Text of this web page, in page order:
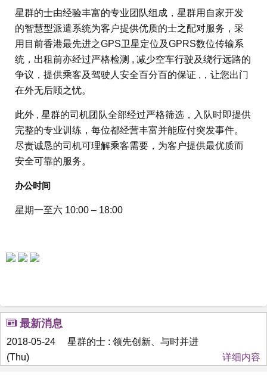
星群的士由经验丰富的专业团队组成，星群用自家开发
的智慧型派遣系统为客户提供优质的士之配对服务，采
用目前香港最先进之GPS卫星定位及GPRS数位传输系
统，出租前亦经过严格检测 , 减少空车行驶及绕行远路的
争议，提供乘客及驾驶人安全百分百的保证 ,，让您出门
在外无后顾之忧。
此外 , 星群的司机团队全部经过严格筛选，入队时即提供
完整的专业训练，每位都经营丰富并能应付突发事件。
尽责诚恳的司机可理解乘客需要，为客户提供最优质而
安全可靠的服务。
办公时间
星期一至六 10:00 – 18:00
最新消息
2018-05-24
(Thu)
星群的士 : 领先创新、与时并进
详细内容